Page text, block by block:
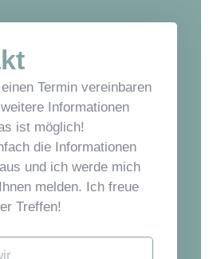
Termin vereinbaren
Informationen
ist möglich!
die Informationen
und ich werde mich
melden. Ich freue
Treffen!